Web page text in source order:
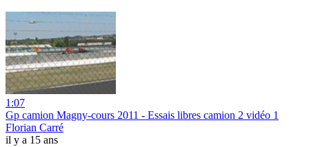
1:07
Gp camion Magny-cours 2011 - Essais libres camion 2 vidéo 1
Florian Carré
il y a 15 ans